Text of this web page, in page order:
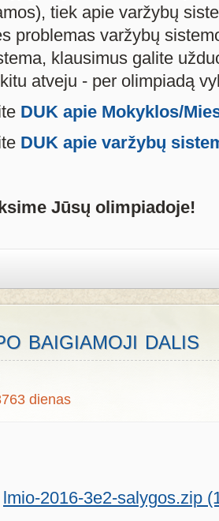
tiek apie varžybų
problemas varžybų
klausimus galite
atveju - per olimpiadą
DUK apie Mokyklos/
DUK apie varžybų
Jūsų olimpiadoje!
baigiamoji dalis
dienas
lmio-2016-3e2-salygos.zip